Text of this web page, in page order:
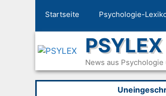
Startseite Psychologie-
PSYLEX
News aus